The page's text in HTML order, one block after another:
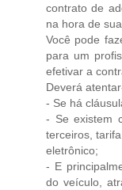
contrato de
na hora de
Você pode
para um
efetivar a
Deverá
- Se há
- Se existem
terceiros,
eletrônico;
- E
do veículo,